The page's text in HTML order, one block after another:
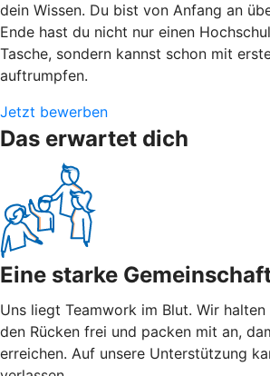
dein Wissen. Du bist von Anfang an
Ende hast du nicht nur einen
Tasche, sondern kannst schon mit
auftrumpfen.
Jetzt bewerben
Das erwartet dich
Eine starke
Uns liegt Teamwork im Blut. Wir
den Rücken frei und packen mit an,
erreichen. Auf unsere Unterstützung